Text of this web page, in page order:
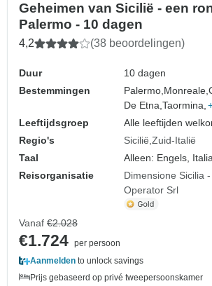
Geheimen van Sicilië - een
Palermo - 10 dagen
4,2 (38 beoordelingen)
Duur
10 dagen
Bestemmingen
Palermo,Monreale,
De Etna,Taormina,
Leeftijdsgroep
Alle leeftijden
Regio's
Sicilië Zuid-Italië
Taal
Alleen: Engels,
Reisorganisatie
Dimensione Sicilia
Operator Srl
Vanaf €2.028
€1.724 per persoon
Aanmelden to unlock savings
Prijs gebaseerd op privé tweepersoonskamer